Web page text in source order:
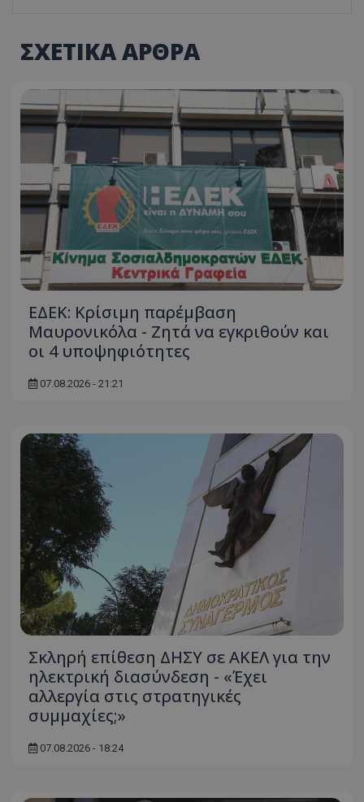
ΣΧΕΤΙΚΑ ΑΡΘΡΑ
ΕΔΕΚ: Κρίσιμη παρέμβαση
Μαυρονικόλα - Ζητά να εγκριθούν και
οι 4 υποψηφιότητες
07.08.2026 - 21:21
Σκληρή επίθεση ΔΗΣΥ σε ΑΚΕΛ για την
ηλεκτρική διασύνδεση - «Έχει
αλλεργία στις στρατηγικές
συμμαχίες;»
07.08.2026 - 18:24